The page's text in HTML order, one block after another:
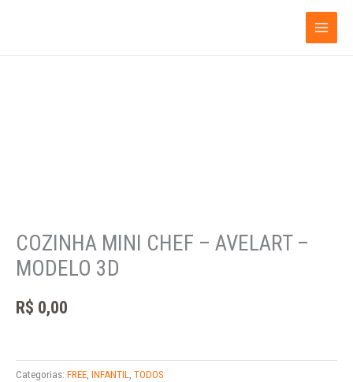
COZINHA MINI CHEF – AVELART –
MODELO 3D
R$ 0,00
Categorias: FREE, INFANTIL, TODOS